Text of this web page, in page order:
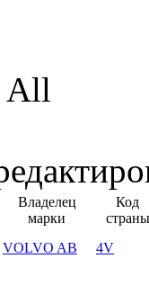
All
Владелец
марки
Код
страны
VOLVO AB 4V